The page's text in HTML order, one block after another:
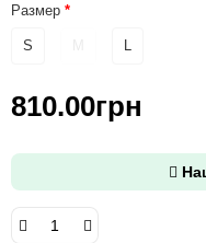
Размер
S L
810.00грн